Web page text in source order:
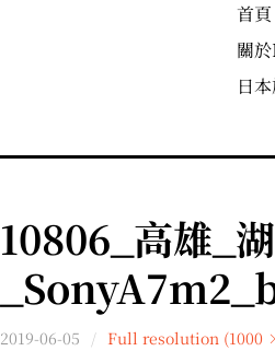
首頁
關
日
10806_高雄_
2019-06-05 Full resolution (1000